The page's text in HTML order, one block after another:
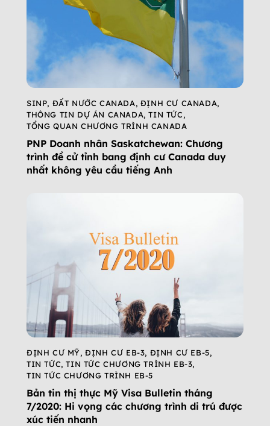
SINP, ĐẤT NƯỚC CANADA, ĐỊNH CƯ CANADA,
THÔNG TIN DỰ ÁN CANADA,TIN TỨC,
TỔNG QUAN CHƯƠNG TRÌNH CANADA
PNP Doanh nhân Saskatchewan: Chương
trình đề cử tỉnh bang định cư Canada duy
nhất không yêu cầu tiếng Anh
ĐỊNH CƯ MỸ,ĐỊNH CƯ EB-3, ĐỊNH CƯ EB-5,
TIN TỨC,TIN TỨC CHƯƠNG TRÌNH EB-3,
TIN TỨC CHƯƠNG TRÌNH EB-5
Bản tin thị thực Mỹ Visa Bulletin tháng
7/2020: Hi vọng các chương trình di trú được
xúc tiến nhanh